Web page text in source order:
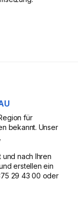
für
bekannt. Unser
nach Ihren
erstellen ein
29 43 00 oder